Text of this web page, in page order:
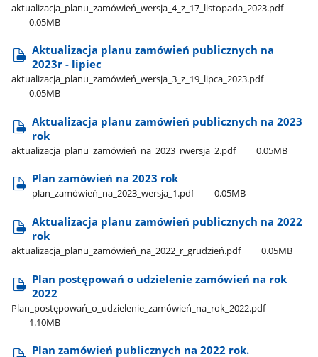
aktualizacja​_planu​_zamówień​_wersja​_4​_z​_17​_listopada​_2023.pdf
0.05MB
Aktualizacja planu zamówień publicznych na
2023r - lipiec
aktualizacja​_planu​_zamówień​_wersja​_3​_z​_19​_lipca​_2023.pdf
0.05MB
Aktualizacja planu zamówień publicznych na 2023
rok
aktualizacja​_planu​_zamówień​_na​_2023​_rwersja​_2.pdf 0.05MB
Plan zamówień na 2023 rok
plan​_zamówień​_na​_2023​_wersja​_1.pdf 0.05MB
Aktualizacja planu zamówień publicznych na 2022
rok
aktualizacja​_planu​_zamówień​_na​_2022​_r​_grudzień.pdf 0.05MB
Plan postępowań o udzielenie zamówień na rok
2022
Plan​_postępowań​_o​_udzielenie​_zamówień​_na​_rok​_2022.pdf
1.10MB
Plan zamówień publicznych na 2022 rok.